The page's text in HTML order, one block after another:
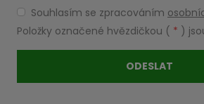
Souhlasím
se
zpracováním
osobních
Souhlasím se zpracováním
Položky označené hvězdičkou ( * )
ODESLAT